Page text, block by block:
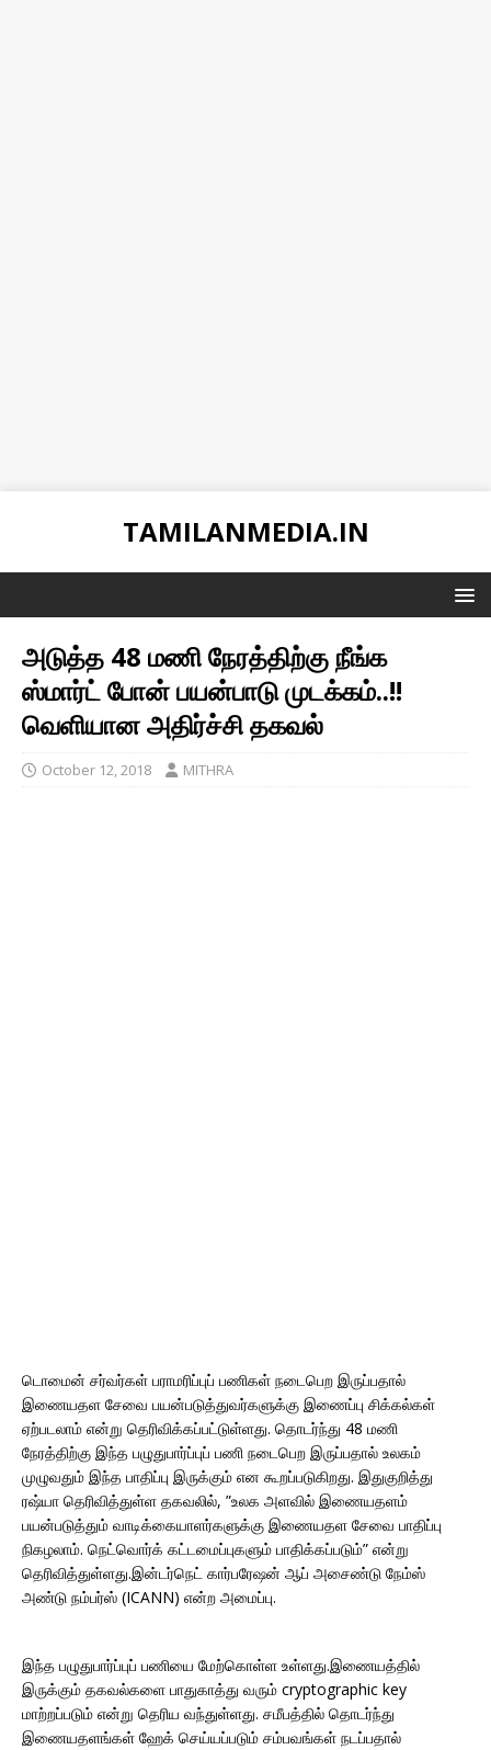
TAMILANMEDIA.IN
அடுத்த 48 மணி நேரத்திற்கு நீங்க
ஸ்மார்ட் போன் பயன்பாடு முடக்கம்..!!
வெளியான அதிர்ச்சி தகவல்
October 12, 2018 MITHRA
டொமைன் சர்வர்கள் பராமரிப்புப் பணிகள் நடைபெற இருப்பதால்
இணையதள சேவை பயன்படுத்துவர்களுக்கு இணைப்பு சிக்கல்கள்
ஏற்படலாம் என்று தெரிவிக்கப்பட்டுள்ளது. தொடர்ந்து 48 மணி
நேரத்திற்கு இந்த பழுதுபார்ப்புப் பணி நடைபெற இருப்பதால் உலகம்
முழுவதும் இந்த பாதிப்பு இருக்கும் என கூறப்படுகிறது. இதுகுறித்து
ரஷ்யா தெரிவித்துள்ள தகவலில், ”உலக அளவில் இணையதளம்
பயன்படுத்தும் வாடிக்கையாளர்களுக்கு இணையதள சேவை பாதிப்பு
நிகழலாம். நெட்வொர்க் கட்டமைப்புகளும் பாதிக்கப்படும்” என்று
தெரிவித்துள்ளது.இன்டர்நெட் கார்பரேஷன் ஆப் அசைண்டு நேம்ஸ்
அண்டு நம்பர்ஸ் (ICANN) என்ற அமைப்பு.
இந்த பழுதுபார்ப்புப் பணியை மேற்கொள்ள உள்ளது.இணையத்தில்
இருக்கும் தகவல்களை பாதுகாத்து வரும் cryptographic key
மாற்றப்படும் என்று தெரிய வந்துள்ளது. சமீபத்தில் தொடர்ந்து
இணையதளங்கள் ஹேக் செய்யப்படும் சம்பவங்கள் நடப்பதால்